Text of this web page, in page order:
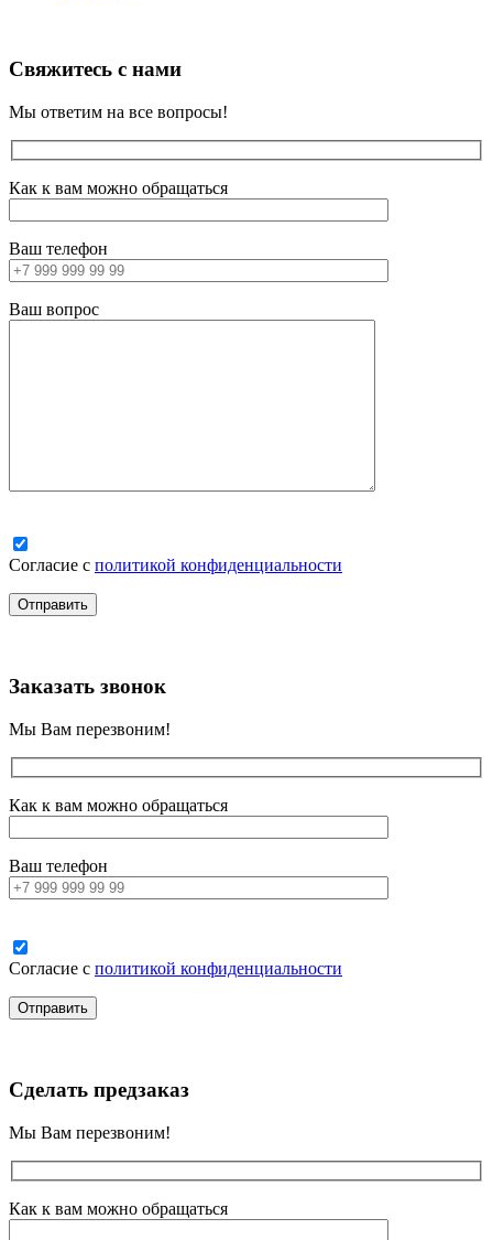
Свяжитесь с нами
Мы ответим на все вопросы!
Как к вам можно обращаться
Ваш телефон
Ваш вопрос
Согласие с политикой конфиденциальности
Заказать звонок
Мы Вам перезвоним!
Как к вам можно обращаться
Ваш телефон
Согласие с политикой конфиденциальности
Сделать предзаказ
Мы Вам перезвоним!
Как к вам можно обращаться